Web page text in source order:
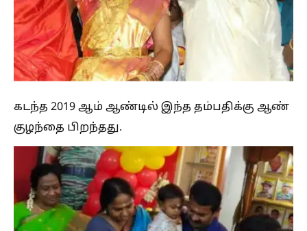
கடந்த 2019 ஆம் ஆண்டில் இந்த தம்பதிக்கு ஆண்
குழந்தை பிறந்தது.